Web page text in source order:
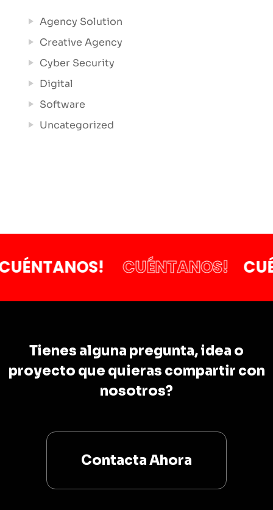
Agency Solution
Creative Agency
Cyber Security
Digital
Software
Uncategorized
CUÉNTANOS!
Tienes alguna pregunta, idea o
proyecto que quieras compartir con
nosotros?
Contacta Ahora